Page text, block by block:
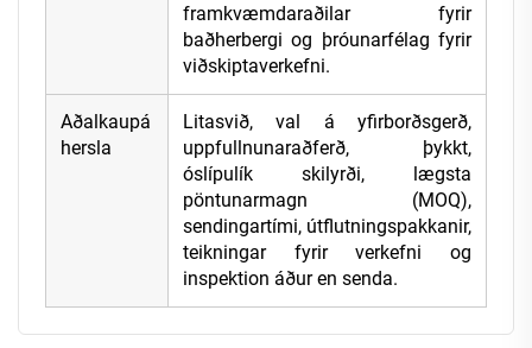
framkvæmdaraðilar fyrir
baðherbergi og þróunarfélag fyrir
viðskiptaverkefni.
Aðalkaupá
hersla
Litasvið, val á yfirborðsgerð,
uppfullnunaraðferð, þykkt,
óslípulík skilyrði, lægsta
pöntunarmagn (MOQ),
sendingartími, útflutningspakkanir,
teikningar fyrir verkefni og
inspektion áður en senda.